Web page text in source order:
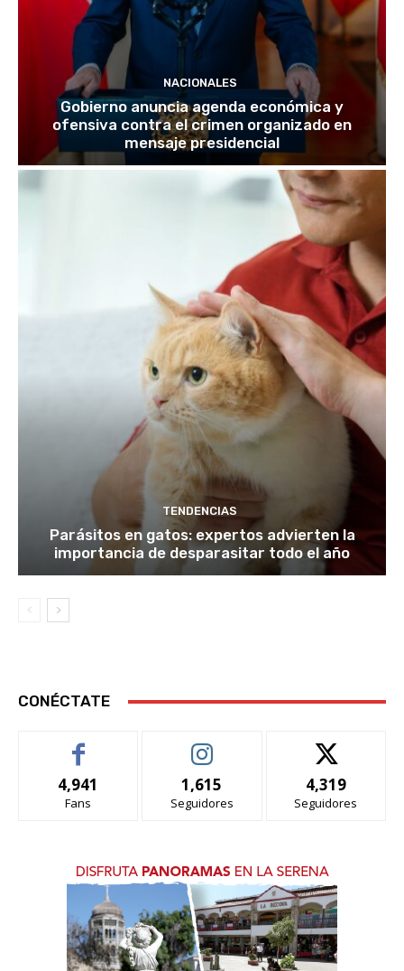
NACIONALES
Gobierno anuncia agenda económica y
ofensiva contra el crimen organizado en
mensaje presidencial
TENDENCIAS
Parásitos en gatos: expertos advierten la
importancia de desparasitar todo el año
CONÉCTATE
4,941
Fans
1,615
Seguidores
4,319
Seguidores